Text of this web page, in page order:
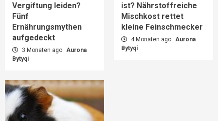
Vergiftung leiden?
Fünf
Ernährungsmythen
aufgedeckt
3 Monaten ago Aurona
Bytyqi
ist? Nährstoffreiche
Mischkost rettet
kleine Feinschmecker
4 Monaten ago Aurona
Bytyqi